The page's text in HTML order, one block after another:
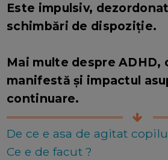
Este impulsiv,
schimbări de dispoziție.
Mai multe despre ADHD,
manifestă și impactul
continuare.
De ce e asa de agitat
Ce e de facut ?